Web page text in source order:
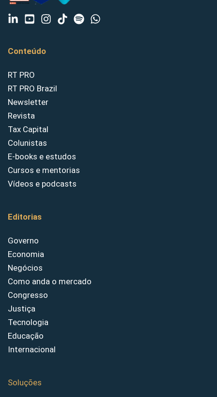
Conteúdo
RT PRO
RT PRO Brazil
Newsletter
Revista
Tax Capital
Colunistas
E-books e estudos
Cursos e mentorias
Vídeos e podcasts
Editorias
Governo
Economia
Negócios
Como anda o mercado
Congresso
Justiça
Tecnologia
Educação
Internacional
Soluções